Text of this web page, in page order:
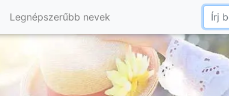
Legnépszerűbb nevek